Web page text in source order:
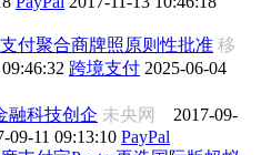
付聚合商牌照原则性批准 移
跨境支付 2025-06-04
融科技创企 未央网 2017-09-
09-11 09:13:10 PayPal